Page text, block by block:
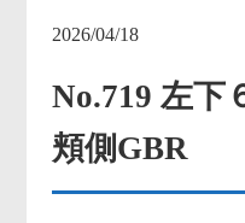
2026/04/18
No.719 左下
頬側GBR